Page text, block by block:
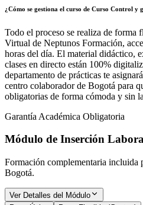
¿Cómo se gestiona el curso de Curso Control y
Todo el proceso se realiza de forma
Virtual de Neptunos Formación,
horas del día. El material didáctico,
clases en directo están 100%
departamento de prácticas te
centro colaborador de Bogotá para
obligatorias de forma cómoda y sin
Garantía Académica Obligatoria
Módulo de Inserción
Formación complementaria incluida
Bogotá.
Ver Detalles del Módulo